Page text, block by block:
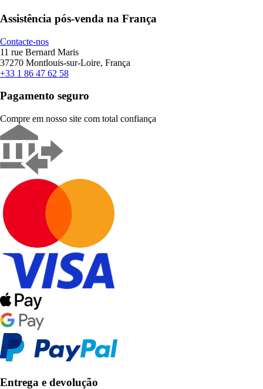
Assistência pós-venda na França
Contacte-nos
11 rue Bernard Maris
37270 Montlouis-sur-Loire, França
+33 1 86 47 62 58
Pagamento seguro
Compre em nosso site com total confiança
Entrega e devolução